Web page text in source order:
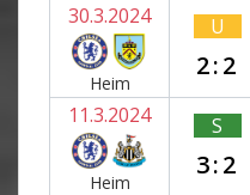
30.3.2024
Heim
U
2:2
11.3.2024
Heim
S
3:2